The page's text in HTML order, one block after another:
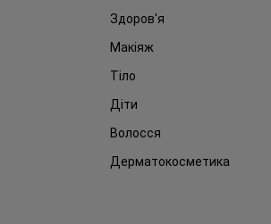
Здоров'я
Макіяж
Тіло
Діти
Волосся
Дерматокосметика